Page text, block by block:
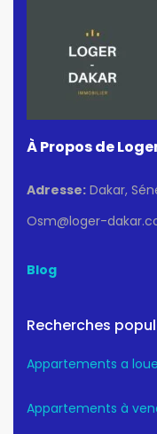
À Propos de
Adresse: Dakar,
Osm@loger-
Blog
Recherches
Appartements a
Appartements à